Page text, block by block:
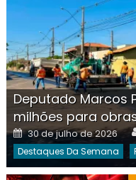
Deputado Marcos
milhões para
Posted
on
30 de julho de 2026
Destaques Da Semana